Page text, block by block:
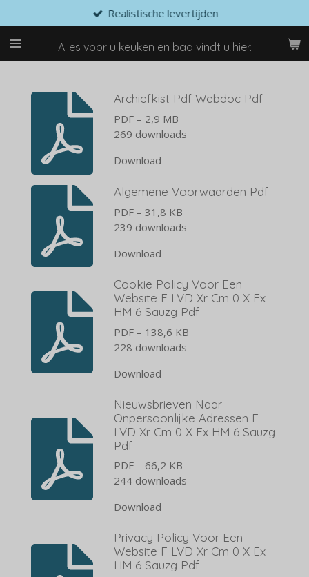
direct
naar
de
Alles voor u keuken en bad vindt u hier.
Realistische levertijden
Archiefkist Pdf Webdoc Pdf
PDF – 2,9 MB
269 downloads
Download
Algemene Voorwaarden Pdf
PDF – 31,8 KB
239 downloads
Download
Cookie Policy Voor Een
Website F LVD Xr Cm 0 X Ex
HM 6 Sauzg Pdf
PDF – 138,6 KB
228 downloads
Download
Nieuwsbrieven Naar
Onpersoonlijke Adressen F
LVD Xr Cm 0 X Ex HM 6 Sauzg
Pdf
PDF – 66,2 KB
244 downloads
Download
Privacy Policy Voor Een
Website F LVD Xr Cm 0 X Ex
HM 6 Sauzg Pdf